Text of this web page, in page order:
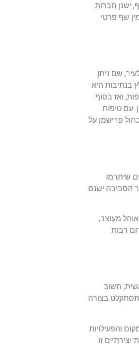
ישנן חברות
שף פרטי
שם ניתן
בנתיבות היא
ואז בסוף
עם טיפוח
פרישמן על
שיתרמו
הסביבה ישנם
מעוצב,
רבות
חשוב
תסתקלט בצורה
והפעילויות
זו